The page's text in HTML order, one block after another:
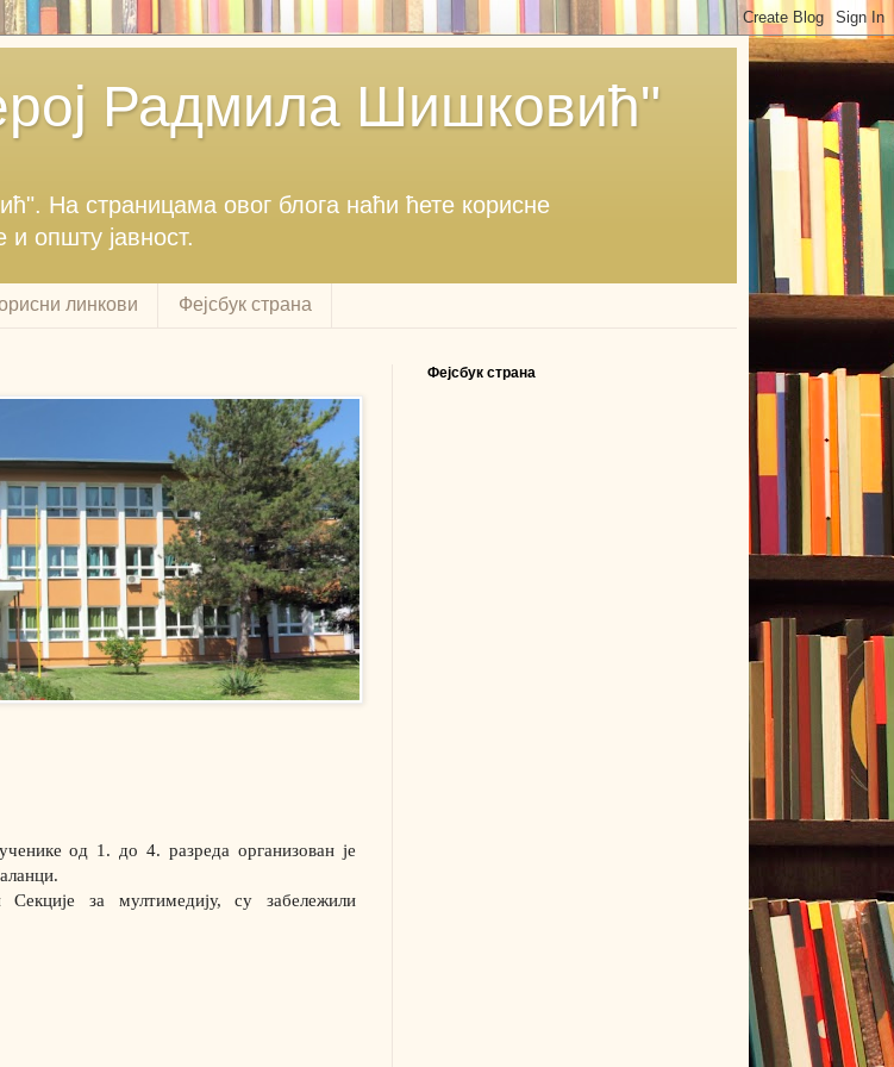
Радмила Шишковић"
На страницама овог блога наћи ћете корисне
општу јавност.‎
линкови Фејсбук страна
од 1. до 4. разреда организован је
за мултимедију, су забележили
Фејсбук страна